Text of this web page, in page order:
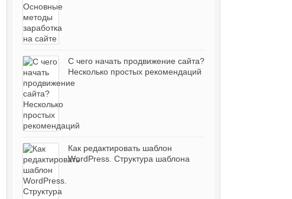
С чего начать продвижение сайта?
Несколько простых рекомендаций
Как редактировать шаблон
WordPress. Структура шаблона